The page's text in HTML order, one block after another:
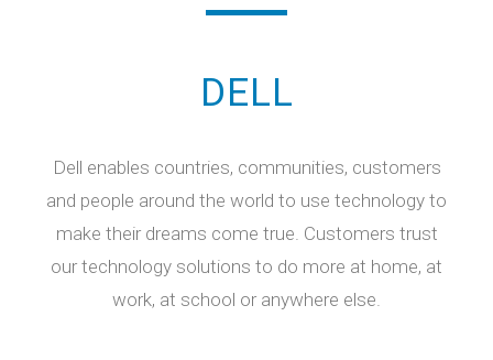
DELL
Dell enables countries, communities, customers
and people around the world to use technology to
make their dreams come true. Customers trust
our technology solutions to do more at home, at
work, at school or anywhere else.